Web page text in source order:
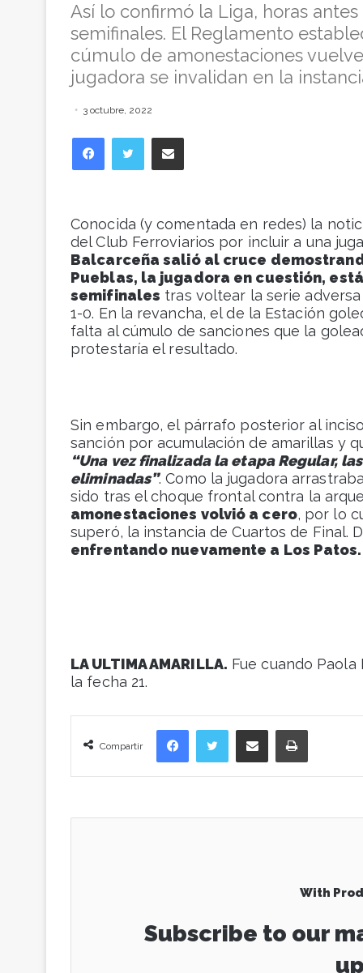
Así lo confirmó la Liga, horas
semifinales. El Reglamento
cúmulo de amonestaciones
jugadora se invalidan en la
3 octubre, 2022
Facebook
Conocida (y comentada en redes) la
del Club Ferroviarios por incluir a una
Balcarceña salió al cruce
Pueblas, la jugadora en cuestión,
semifinales tras voltear la serie
1-0. En la revancha, el de la Estación
falta al cúmulo de sanciones que la
protestaría el resultado.
Sin embargo, el párrafo posterior al
sanción por acumulación de amarillas y
“Una vez finalizada la etapa Regular,
eliminadas”. Como la jugadora
sido tras el choque frontal contra la
amonestaciones volvió a cero, por lo
superó, la instancia de Cuartos de Final.
enfrentando nuevamente a Los Patos.
LA ULTIMA AMARILLA. Fue cuando
la fecha 21.
Compartir
Facebook Compartir vía correo electrónico
With
Subscribe to our